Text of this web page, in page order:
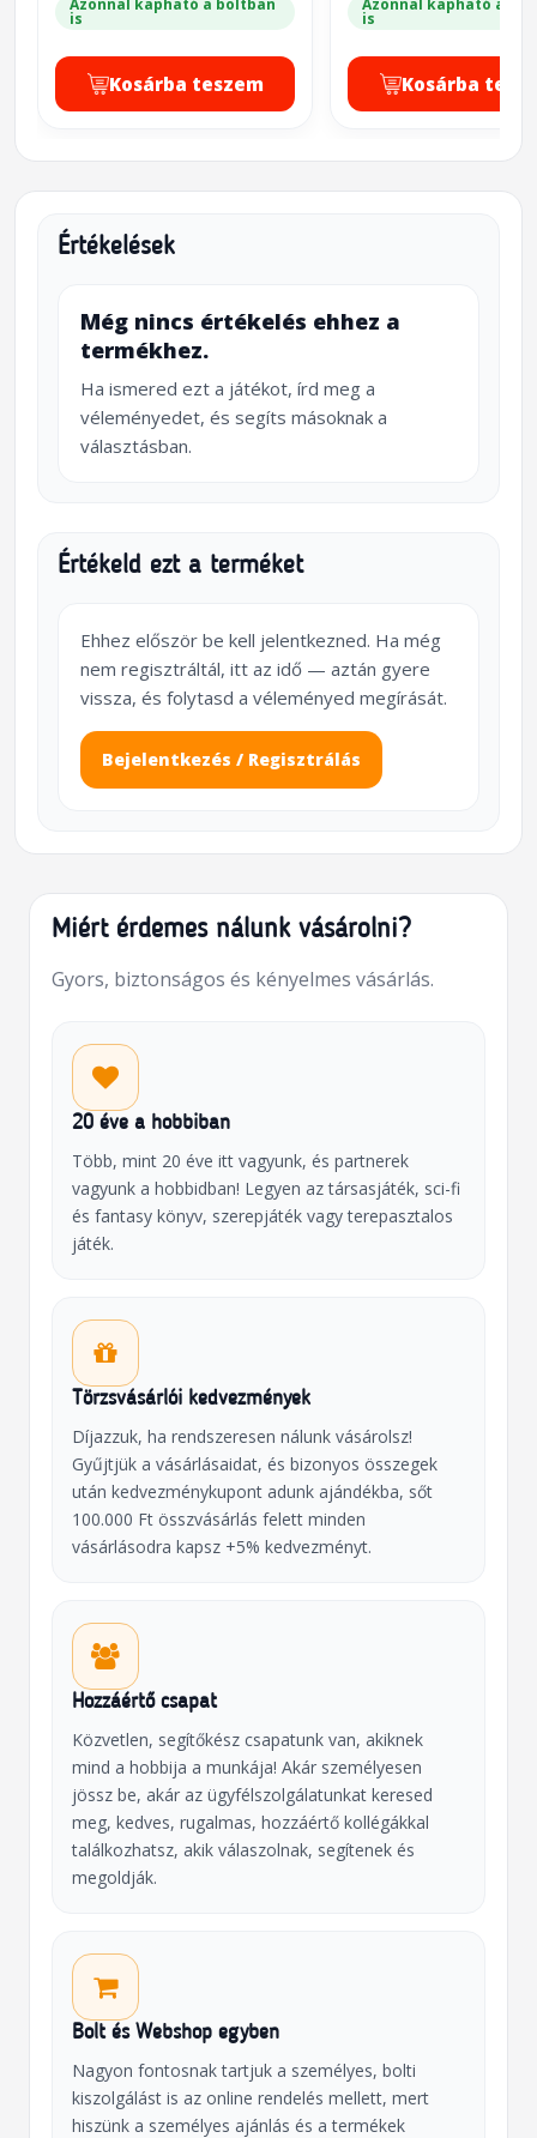
Azonnal kapható a boltban
is
Kosárba teszem
Azonnal kapható a
is
Kosárba
Értékelések
Még nincs értékelés ehhez a
termékhez.
Ha ismered ezt a játékot, írd meg a
véleményedet, és segíts másoknak a
választásban.
Értékeld ezt a terméket
Ehhez először be kell jelentkezned. Ha még
nem regisztráltál, itt az idő — aztán gyere
vissza, és folytasd a véleményed megírását.
Bejelentkezés / Regisztrálás
Miért érdemes nálunk vásárolni?
Gyors, biztonságos és kényelmes vásárlás.
20 éve a hobbiban
Több, mint 20 éve itt vagyunk, és partnerek
vagyunk a hobbidban! Legyen az társasjáték, sci-fi
és fantasy könyv, szerepjáték vagy terepasztalos
játék.
Törzsvásárlói kedvezmények
Díjazzuk, ha rendszeresen nálunk vásárolsz!
Gyűjtjük a vásárlásaidat, és bizonyos összegek
után kedvezménykupont adunk ajándékba, sőt
100.000 Ft összvásárlás felett minden
vásárlásodra kapsz +5% kedvezményt.
Hozzáértő csapat
Közvetlen, segítőkész csapatunk van, akiknek
mind a hobbija a munkája! Akár személyesen
jössz be, akár az ügyfélszolgálatunkat keresed
meg, kedves, rugalmas, hozzáértő kollégákkal
találkozhatsz, akik válaszolnak, segítenek és
megoldják.
Bolt és Webshop egyben
Nagyon fontosnak tartjuk a személyes, bolti
kiszolgálást is az online rendelés mellett, mert
hiszünk a személyes ajánlás és a termékek